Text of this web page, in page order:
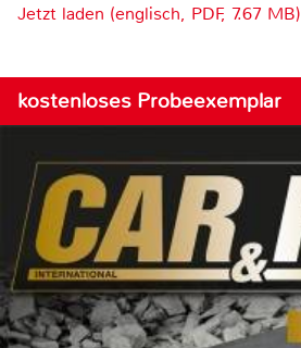
Jetzt laden (englisch, PDF, 7.67 MB)
kostenloses Probeexemplar